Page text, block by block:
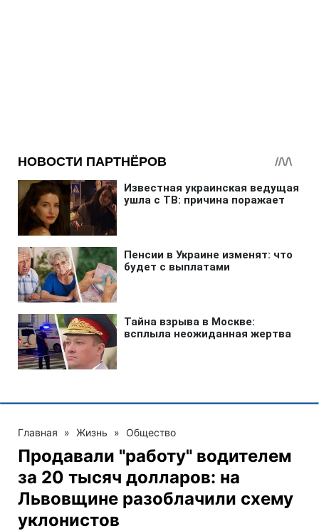
Главная » Жизнь » Общество
Продавали "работу" водителем
за 20 тысяч долларов: на
Львовщине разоблачили схему
уклонистов